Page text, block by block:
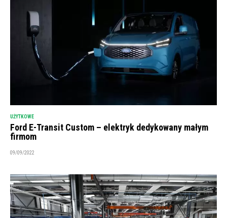
UŻYTKOWE
Ford E-Transit Custom – elektryk dedykowany małym
firmom
09/09/2022